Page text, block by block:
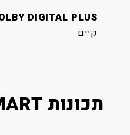
DIGITAL PLUS
קיים
תכונות SMART